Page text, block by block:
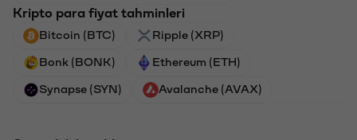
Kripto para fiyat tahminleri
Bitcoin (BTC) Ripple (XRP)
Bonk (BONK) Ethereum (ETH)
Synapse (SYN) Avalanche (AVAX)